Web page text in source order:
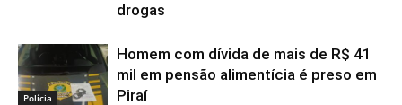
drogas
Polícia
Homem com dívida de mais de R$ 41
mil em pensão alimentícia é preso em
Piraí